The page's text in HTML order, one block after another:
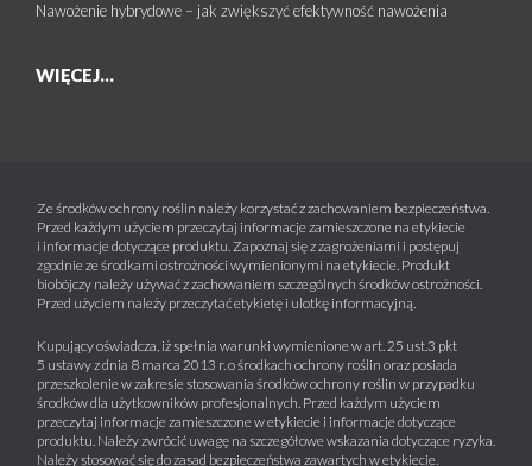
Nawożenie hybrydowe – jak zwiększyć efektywność nawożenia
WIĘCEJ...
Ze środków ochrony roślin należy korzystać z zachowaniem bezpieczeństwa.
Przed każdym użyciem przeczytaj informacje zamieszczone na etykiecie
i informacje dotyczące produktu. Zapoznaj się z zagrożeniami i postępuj
zgodnie ze środkami ostrożności wymienionymi na etykiecie. Produkt
biobójczy należy używać z zachowaniem szczególnych środków ostrożności.
Przed użyciem należy przeczytać etykietę i ulotkę informacyjną.
Kupujący oświadcza, iż spełnia warunki wymienione w art. 25 ust.3 pkt
5 ustawy z dnia 8 marca 2013 r. o środkach ochrony roślin oraz posiada
przeszkolenie w zakresie stosowania środków ochrony roślin w przypadku
środków dla użytkowników profesjonalnych. Przed każdym użyciem
przeczytaj informacje zamieszczone w etykiecie i informacje dotyczące
produktu. Należy zwrócić uwagę na szczegółowe wskazania dotyczące ryzyka.
Należy stosować się do zasad bezpieczeństwa zawartych w etykiecie.